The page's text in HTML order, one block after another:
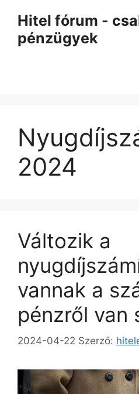
tartalomba
Hitel fórum -
pénzügyek
2024
Változik a
vannak a
pénzről van
2024-04-22 Szerző: